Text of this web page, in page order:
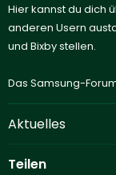
Hier kannst du dich
anderen Usern
und Bixby stellen.
Das Samsung-
Aktuelles
Teilen